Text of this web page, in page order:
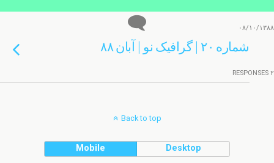
۰۸/۱۰/۱۳۸۸
شماره ۲۰ | گرافیک نو | آبان ۸۸
۲ RESPONSES
Back to top
Mobile Desktop